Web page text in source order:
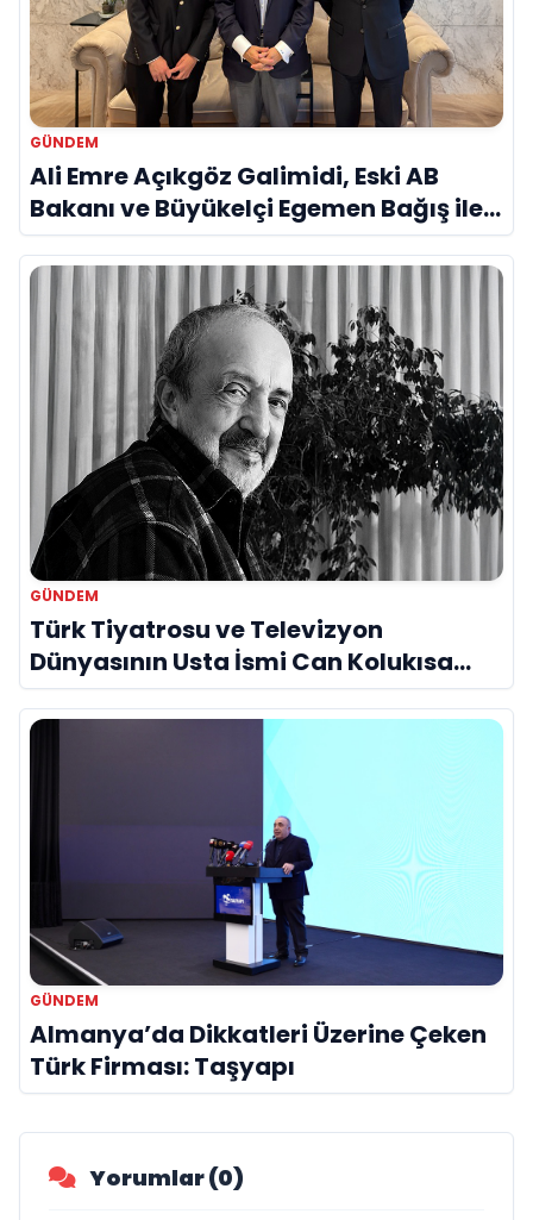
GÜNDEM
Ali Emre Açıkgöz Galimidi, Eski AB
Bakanı ve Büyükelçi Egemen Bağış ile
Bir Araya Geldi
GÜNDEM
Türk Tiyatrosu ve Televizyon
Dünyasının Usta İsmi Can Kolukısa
Hayatını Kaybetti
GÜNDEM
Almanya’da Dikkatleri Üzerine Çeken
Türk Firması: Taşyapı
Yorumlar (0)